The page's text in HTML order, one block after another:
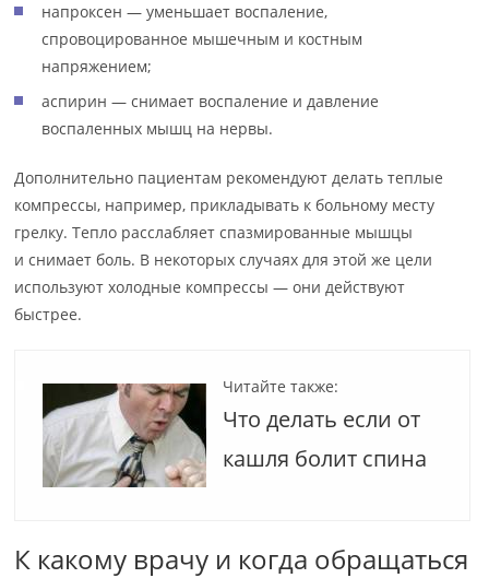
напроксен — уменьшает воспаление,
спровоцированное мышечным и костным
напряжением;
аспирин — снимает воспаление и давление
воспаленных мышц на нервы.
Дополнительно пациентам рекомендуют делать теплые
компрессы, например, прикладывать к больному месту
грелку. Тепло расслабляет спазмированные мышцы
и снимает боль. В некоторых случаях для этой же цели
используют холодные компрессы — они действуют
быстрее.
Читайте также:
Что делать если от
кашля болит спина
К какому врачу и когда обращаться